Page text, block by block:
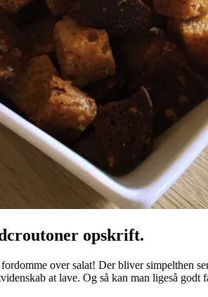
opskrift.
over salat! Der bliver simpelthen
at lave. Og så kan man ligeså